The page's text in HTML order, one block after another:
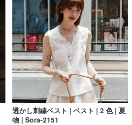
透かし刺繍ベスト | ベスト | 2 色 | 夏
物 | Sora-2151